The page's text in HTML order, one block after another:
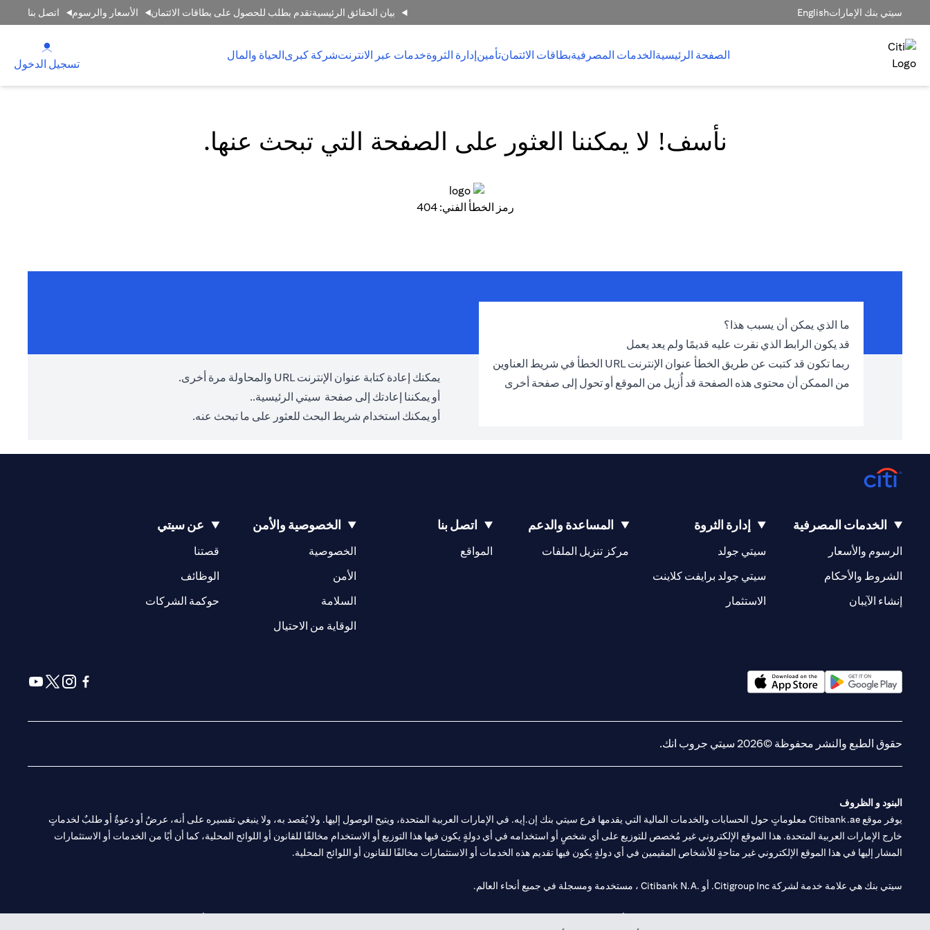
سيتي بنك الإماراتEnglish بيان الحقائق الرئيسيةتقدم بطلب للحصول على بطاقات الائتمان الأسعار والرسوم اتصل بنا
الصفحة الرئيسيةالخدمات المصرفيةبطاقات الائتمانتأمينإدارة الثروةخدمات عبر الانترنتشركة كبرىالحياة والمال
تسجيل الدخول
نأسف! لا يمكننا العثور على الصفحة التي تبحث عنها.
رمز الخطأ الفني: 404
ما الذي يمكن أن يسبب هذا؟
قد يكون الرابط الذي نقرت عليه قديمًا ولم يعد يعمل
ربما تكون قد كتبت عن طريق الخطأ عنوان الإنترنت URL الخطأ في شريط العناوين
من الممكن أن محتوى هذه الصفحة قد أُزيل من الموقع أو تحول إلى صفحة أخرى
يمكنك إعادة كتابة عنوان الإنترنت URL والمحاولة مرة أخرى.
أو يمكننا إعادتك إلى صفحة سيتي الرئيسية..
أو يمكنك استخدام شريط البحث للعثور على ما تبحث عنه.
الخدمات المصرفية
الرسوم والأسعار
الشروط والأحكام
إنشاء الآيبان
إدارة الثروة
سيتي جولد
سيتي جولد برايفت كلاينت
الاستثمار
المساعدة والدعم
مركز تنزيل الملفات
اتصل بنا
المواقع
(opens in a new tab)
الخصوصية والأمن
الخصوصية
الأمن
السلامة
الوقاية من الاحتيال
عن سيتي
قصتنا
(opens in a new tab)
الوظائف
(opens in a new tab)
حوكمة الشركات
(opens in a new tab)
حقوق الطبع والنشر محفوظة ©2026 سيتي جروب انك.
البنود و الظروف
يوفر موقع Citibank.ae معلوماتٍ حول الحسابات والخدمات المالية التي يقدمها فرع سيتي بنك إن.إيه. في الإمارات العربية المتحدة، ويتيح الوصول إليها. ولا يُقصد به، ولا ينبغي تفسيره على أنه، عرضٌ أو دعوةٌ أو طلبٌ لخدماتٍ
خارج الإمارات العربية المتحدة. هذا الموقع الإلكتروني غير مُخصص للتوزيع على أي شخصٍ أو استخدامه في أي دولةٍ يكون فيها هذا التوزيع أو الاستخدام مخالفًا للقانون أو اللوائح المحلية، كما أن أيًا من الخدمات أو الاستثمارات
المشار إليها في هذا الموقع الإلكتروني غير متاحةٍ للأشخاص المقيمين في أي دولةٍ يكون فيها تقديم هذه الخدمات أو الاستثمارات مخالفًا للقانون أو اللوائح المحلية.
سيتي بنك هي علامة خدمة لشركة Citigroup Inc. أو .Citibank N.A ، مستخدمة ومسجلة في جميع أنحاء العالم.